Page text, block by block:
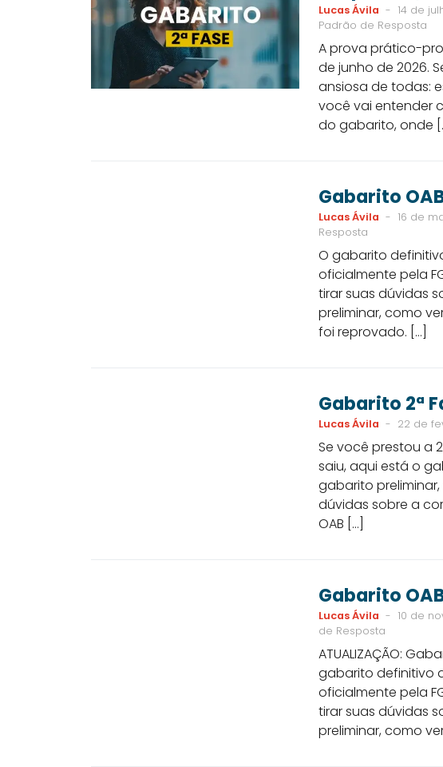
Lucas Ávila - 14 de
Padrão de Resposta
A prova prático-
de junho de 2026.
ansiosa de todas:
você vai entender
do gabarito, onde
Gabarito
Lucas Ávila - 16 de
Resposta
O gabarito
oficialmente pela
tirar suas dúvidas
preliminar, como
foi reprovado. […]
Gabarito 2ª
Lucas Ávila - 22 de
Se você prestou a
saiu, aqui está o
gabarito
dúvidas sobre a
OAB […]
Gabarito
Lucas Ávila - 10 de
de Resposta
ATUALIZAÇÃO:
gabarito definitivo
oficialmente pela
tirar suas dúvidas
preliminar, como